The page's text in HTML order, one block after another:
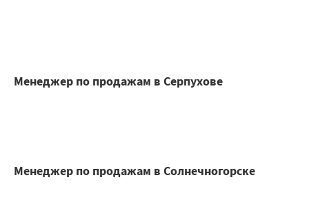
Менеджер по продажам в Серпухове
Менеджер по продажам в Солнечногорске